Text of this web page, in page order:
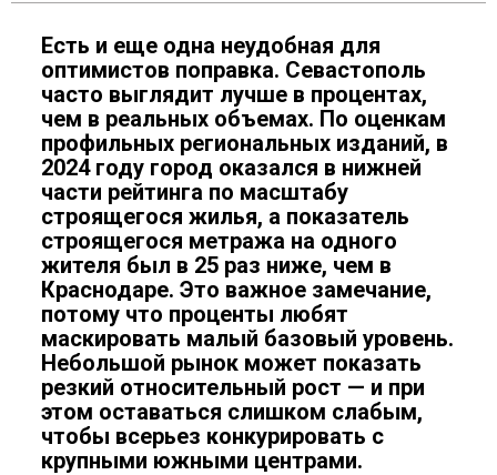
Есть и еще одна неудобная для
оптимистов поправка. Севастополь
часто выглядит лучше в процентах,
чем в реальных объемах. По оценкам
профильных региональных изданий, в
2024 году город оказался в нижней
части рейтинга по масштабу
строящегося жилья, а показатель
строящегося метража на одного
жителя был в 25 раз ниже, чем в
Краснодаре. Это важное замечание,
потому что проценты любят
маскировать малый базовый уровень.
Небольшой рынок может показать
резкий относительный рост — и при
этом оставаться слишком слабым,
чтобы всерьез конкурировать с
крупными южными центрами.